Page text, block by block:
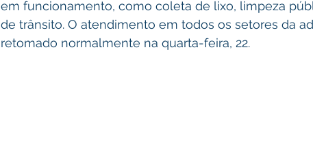
em funcionamento, como coleta de lixo, limpeza
de trânsito. O atendimento em todos os setores da
retomado normalmente na quarta-feira, 22.